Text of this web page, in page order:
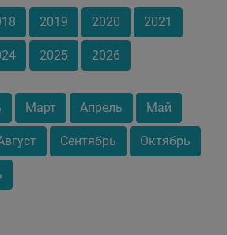
2019 2020 2021
2025 2026
Март Апрель Май
Сентябрь Октябрь